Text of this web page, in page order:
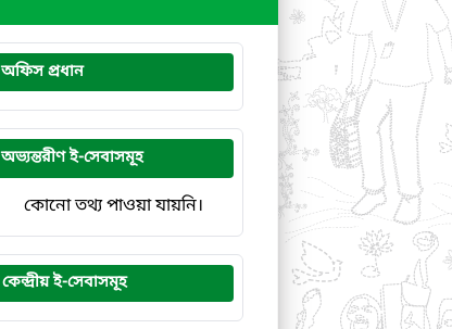
অফিস প্রধান
অভ্যন্তরীণ ই-সেবাসমূহ
কোনো তথ্য পাওয়া যায়নি।
কেন্দ্রীয় ই-সেবাসমূহ